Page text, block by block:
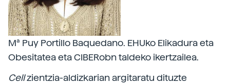
Mª Puy Portillo Baquedano. EHUko Elikadura eta
Obesitatea eta CIBERobn taldeko ikertzailea.
Cellzientzia-aldizkarian argitaratu dituzte